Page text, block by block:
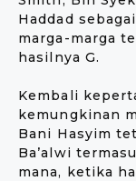
Haddad
marga-marga
hasilnya G.
Kembali
kemungkinan
Bani Hasyim
Ba’alwi
mana, ketika